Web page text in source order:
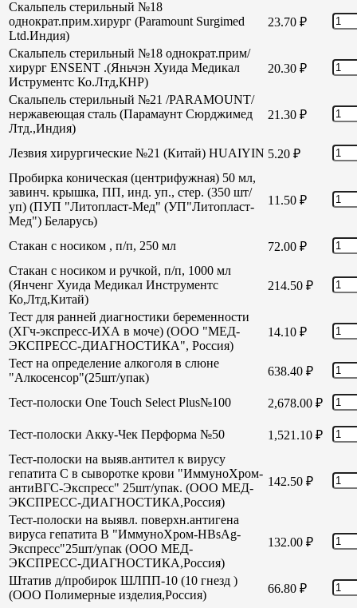
Скальпель стерильный №18
однократ.прим.хирург (Paramount Surgimed
Ltd.Индия)
23.70 ₽
Скальпель стерильный №18 однократ.прим/
хирург ENSENT .(Яньчэн Хуида Медикал
Иструментс Ко.Лтд,КНР)
20.30 ₽
Скальпель стерильный №21 /PARAMOUNT/
нержавеющая сталь (Парамаунт Сюрджимед
Лтд.,Индия)
21.30 ₽
Лезвия хирургические №21 (Китай) HUAIYIN 5.20 ₽
Пробирка коническая (центрифужная) 50 мл,
завинч. крышка, ПП, инд. уп., стер. (350 шт/
уп) (ПУП "Литопласт-Мед" (УП"Литопласт-
Мед") Беларусь)
11.50 ₽
Стакан с носиком , п/п, 250 мл 72.00 ₽
Стакан с носиком и ручкой, п/п, 1000 мл
(Янченг Хуида Медикал Инструментс
Ко,Лтд,Китай)
214.50 ₽
Тест для ранней диагностики беременности
(ХГч-экспресс-ИХА в моче) (ООО "МЕД-
ЭКСПРЕСС-ДИАГНОСТИКА", Россия)
14.10 ₽
Тест на определение алкоголя в слюне
"Алкосенсор"(25шт/упак)
638.40 ₽
Тест-полоски One Touch Select Plus№100 2,678.00 ₽
Тест-полоски Акку-Чек Перформа №50 1,521.10 ₽
Тест-полоски на выяв.антител к вирусу
гепатита С в сыворотке крови "ИммуноХром-
антиВГС-Экспресс" 25шт/упак. (ООО МЕД-
ЭКСПРЕСС-ДИАГНОСТИКА,Россия)
142.50 ₽
Тест-полоски на выявл. поверхн.антигена
вируса гепатита В "ИммуноХром-HBsAg-
Экспресс"25шт/упак (ООО МЕД-
ЭКСПРЕСС-ДИАГНОСТИКА,Россия)
132.00 ₽
Штатив д/пробирок ШЛПП-10 (10 гнезд )
(ООО Полимерные изделия,Россия)
66.80 ₽